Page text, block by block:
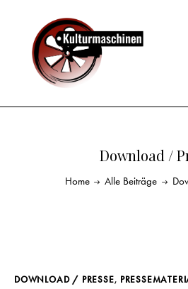
Download /
Home Alle Beiträge
DOWNLOAD / PRESSE,